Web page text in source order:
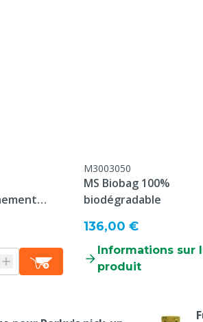
M3003050
MS Biobag 100%
biodégradable
136,00 €
Informations sur
produit